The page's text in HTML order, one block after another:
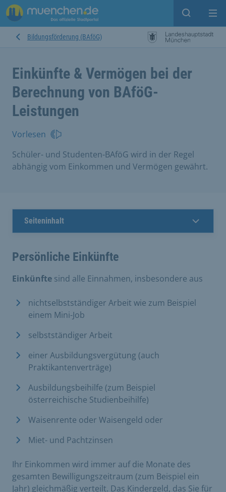
Suche
Bildungsförderung (BAföG)
Einkünfte & Vermögen bei der
Berechnung von BAföG-
Leistungen
Vorlesen
Schüler- und Studenten-BAföG wird in der Regel
abhängig vom Einkommen und Vermögen gewährt.
Seiteninhalt
Persönliche Einkünfte
Einkünfte sind alle Einnahmen, insbesondere aus
nichtselbstständiger Arbeit wie zum Beispiel
einem Mini-Job
selbstständiger Arbeit
einer Ausbildungsvergütung (auch
Praktikantenverträge)
Ausbildungsbeihilfe (zum Beispiel
österreichische Studienbeihilfe)
Waisenrente oder Waisengeld oder
Miet- und Pachtzinsen
Ihr Einkommen wird immer auf die Monate des
gesamten Bewilligungszeitraum (zum Beispiel ein
Jahr) gleichmäßig verteilt. Das Kindergeld, das Sie für